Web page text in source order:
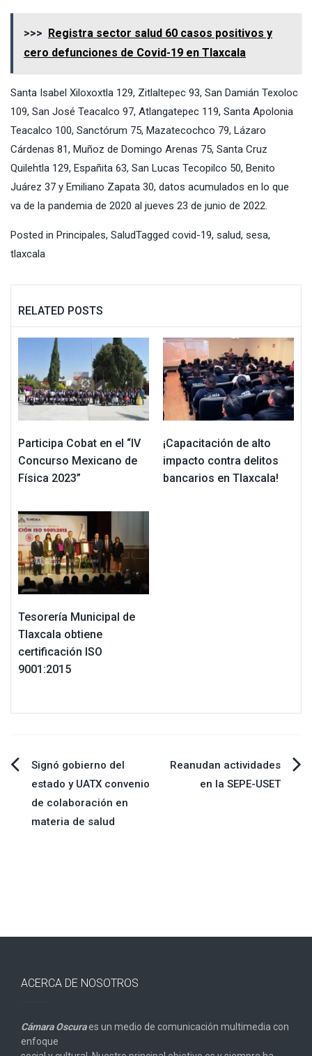
>>> Registra sector salud 60 casos positivos y
cero defunciones de Covid-19 en Tlaxcala
Santa Isabel Xiloxoxtla 129, Zitlaltepec 93, San Damián Texoloc
109, San José Teacalco 97, Atlangatepec 119, Santa Apolonia
Teacalco 100, Sanctórum 75, Mazatecochco 79, Lázaro
Cárdenas 81, Muñoz de Domingo Arenas 75, Santa Cruz
Quilehtla 129, Españita 63, San Lucas Tecopilco 50, Benito
Juárez 37 y Emiliano Zapata 30, datos acumulados en lo que
va de la pandemia de 2020 al jueves 23 de junio de 2022.
Posted in Principales, SaludTagged covid-19, salud, sesa,
tlaxcala
RELATED POSTS
Participa Cobat en el “IV
Concurso Mexicano de
Física 2023”
¡Capacitación de alto
impacto contra delitos
bancarios en Tlaxcala!
Tesorería Municipal de
Tlaxcala obtiene
certificación ISO
9001:2015
Navegación
de
Signó gobierno del
estado y UATX convenio
de colaboración en
materia de salud
Reanudan actividades
en la SEPE-USET
ACERCA DE NOSOTROS
Cámara Oscuraes un medio de comunicación multimedia con
enfoque